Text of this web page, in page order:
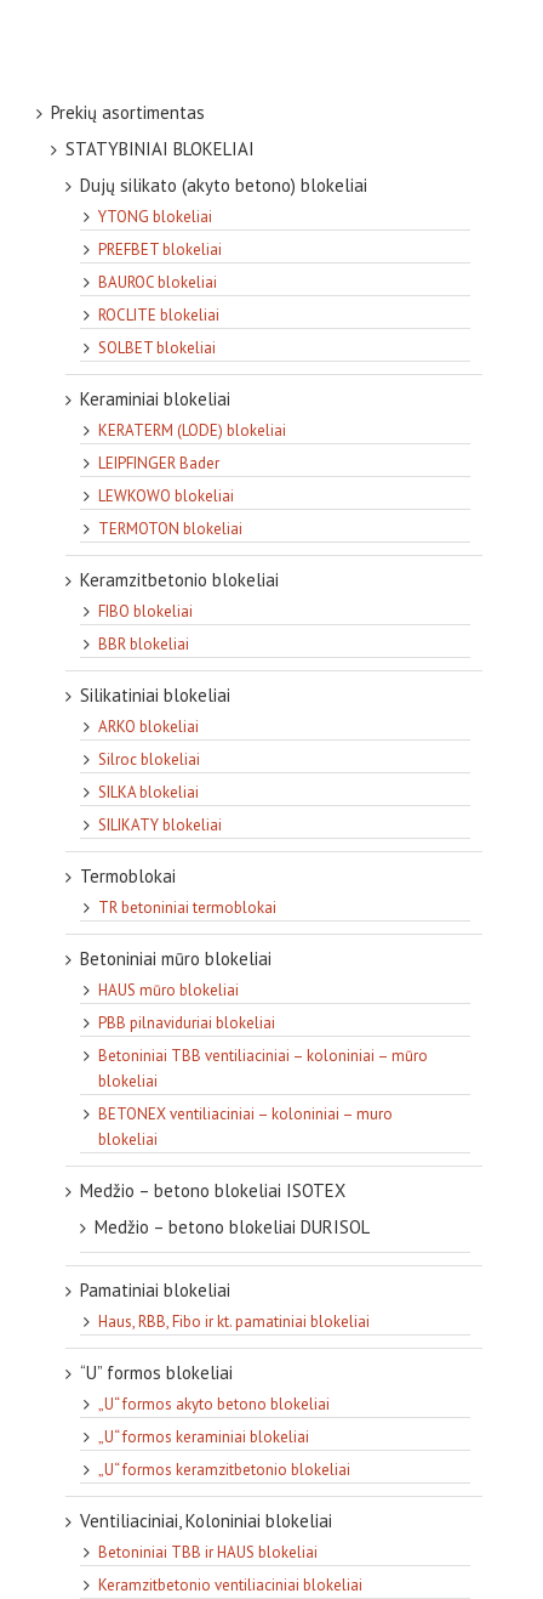
Prekių asortimentas
STATYBINIAI BLOKELIAI
Dujų silikato (akyto betono) blokeliai
YTONG blokeliai
PREFBET blokeliai
BAUROC blokeliai
ROCLITE blokeliai
SOLBET blokeliai
Keraminiai blokeliai
KERATERM (LODE) blokeliai
LEIPFINGER Bader
LEWKOWO blokeliai
TERMOTON blokeliai
Keramzitbetonio blokeliai
FIBO blokeliai
BBR blokeliai
Silikatiniai blokeliai
ARKO blokeliai
Silroc blokeliai
SILKA blokeliai
SILIKATY blokeliai
Termoblokai
TR betoniniai termoblokai
Betoniniai mūro blokeliai
HAUS mūro blokeliai
PBB pilnaviduriai blokeliai
Betoniniai TBB ventiliaciniai – koloniniai – mūro
blokeliai
BETONEX ventiliaciniai – koloniniai – muro
blokeliai
Medžio – betono blokeliai ISOTEX
Medžio – betono blokeliai DURISOL
Pamatiniai blokeliai
Haus, RBB, Fibo ir kt. pamatiniai blokeliai
“U” formos blokeliai
„U“ formos akyto betono blokeliai
„U“ formos keraminiai blokeliai
„U“ formos keramzitbetonio blokeliai
Ventiliaciniai, Koloniniai blokeliai
Betoniniai TBB ir HAUS blokeliai
Keramzitbetonio ventiliaciniai blokeliai